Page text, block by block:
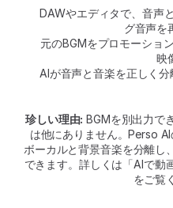
DAWやエディタで、音声
グ音声を
元のBGMをプロモーショ
映
AIが音声と音楽を正しく
珍しい理由: BGMを別出力で
は他にありません。Perso
ボーカルと背景音楽を分離し
できます。詳しくは「AIで動
をご覧